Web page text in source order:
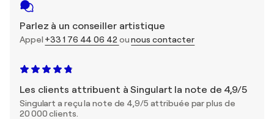
Parlez à un conseiller artistique
Appel +33 1 76 44 06 42 ounous contacter
Les clients attribuent à Singulart la note de 4,9/5
Singulart a reçu la note de 4,9/5 attribuée par plus de
20 000 clients.